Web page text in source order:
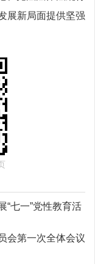
展新局面提供坚强
“七一”党性教育活
会第一次全体会议